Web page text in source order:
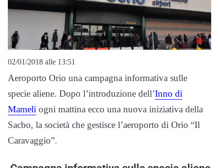
02/01/2018 alle 13:51
Aeroporto Orio una campagna informativa sulle
specie aliene. Dopo l’introduzione dell’Inno di
Mameli ogni mattina ecco una nuova iniziativa della
Sacbo, la società che gestisce l’aeroporto di Orio “Il
Caravaggio”.